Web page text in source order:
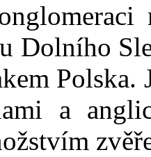
Dolního
Polska.
a